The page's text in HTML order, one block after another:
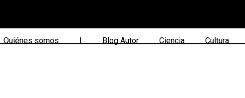
Quiénes somos | Blog Autor Ciencia Cultura